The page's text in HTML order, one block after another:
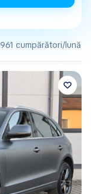
cumpărători/lună